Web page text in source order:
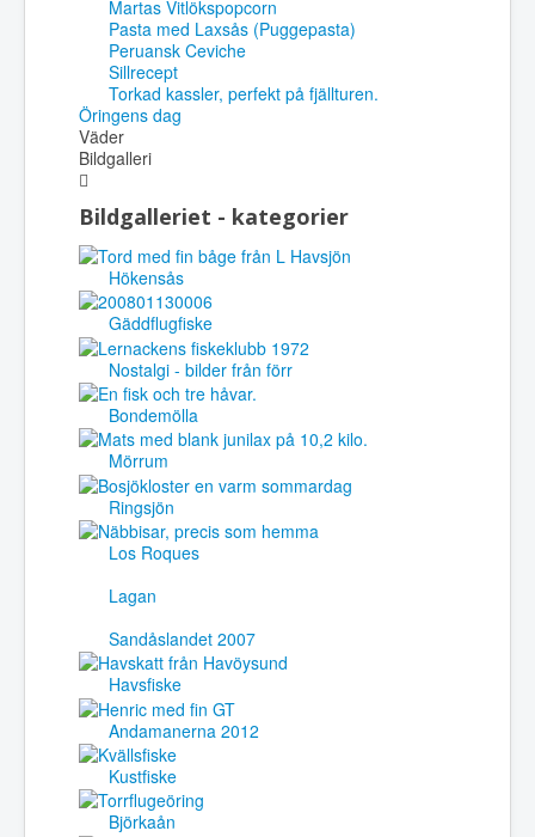
Martas Vitlökspopcorn
Pasta med Laxsås (Puggepasta)
Peruansk Ceviche
Sillrecept
Torkad kassler, perfekt på fjällturen.
Öringens dag
Väder
Bildgalleri
Bildgalleriet - kategorier
Hökensås
Gäddflugfiske
Nostalgi - bilder från förr
Bondemölla
Mörrum
Ringsjön
Los Roques
Lagan
Sandåslandet 2007
Havsfiske
Andamanerna 2012
Kustfiske
Björkaån